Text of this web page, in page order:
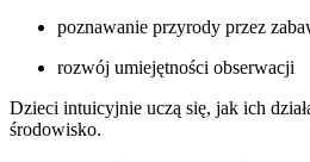
poznawanie przyrody przez
rozwój umiejętności obserwacji
Dzieci intuicyjnie uczą się, jak ich
środowisko.